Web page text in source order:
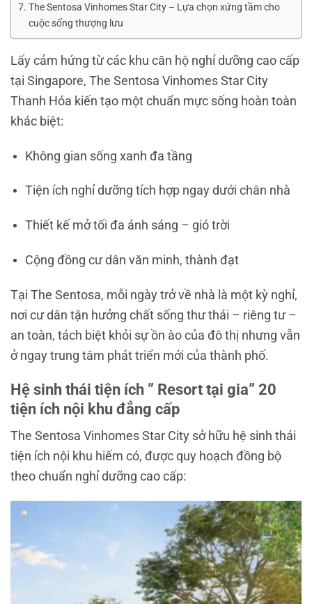
The Sentosa Vinhomes Star City – Lựa chọn xứng tầm cho
cuộc sống thượng lưu
Lấy cảm hứng từ các khu căn hộ nghỉ dưỡng cao cấp
tại Singapore, The Sentosa Vinhomes Star City
Thanh Hóa kiến tạo một chuẩn mực sống hoàn toàn
khác biệt:
Không gian sống xanh đa tầng
Tiện ích nghỉ dưỡng tích hợp ngay dưới chân nhà
Thiết kế mở tối đa ánh sáng – gió trời
Cộng đồng cư dân văn minh, thành đạt
Tại The Sentosa, mỗi ngày trở về nhà là một kỳ nghỉ,
nơi cư dân tận hưởng chất sống thư thái – riêng tư –
an toàn, tách biệt khỏi sự ồn ào của đô thị nhưng vẫn
ở ngay trung tâm phát triển mới của thành phố.
Hệ sinh thái tiện ích ” Resort tại gia” 20
tiện ích nội khu đẳng cấp
The Sentosa Vinhomes Star City sở hữu hệ sinh thái
tiện ích nội khu hiếm có, được quy hoạch đồng bộ
theo chuẩn nghỉ dưỡng cao cấp: